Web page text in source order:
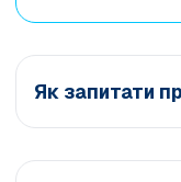
Як запитати